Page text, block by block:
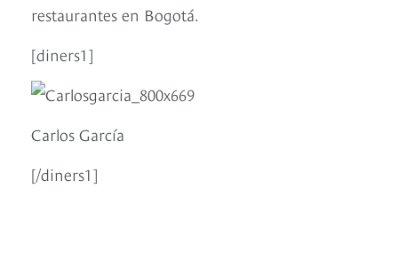
restaurantes en Bogotá.
[diners1]
Carlos García
[/diners1]